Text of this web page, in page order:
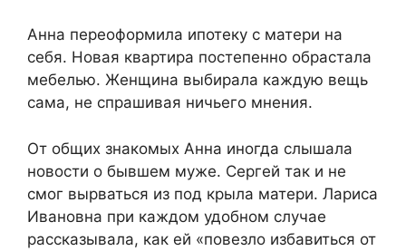
Анна переоформила ипотеку с матери на
себя. Новая квартира постепенно обрастала
мебелью. Женщина выбирала каждую вещь
сама, не спрашивая ничьего мнения.
От общих знакомых Анна иногда слышала
новости о бывшем муже. Сергей так и не
смог вырваться из под крыла матери. Лариса
Ивановна при каждом удобном случае
рассказывала, как ей «повезло избавиться от